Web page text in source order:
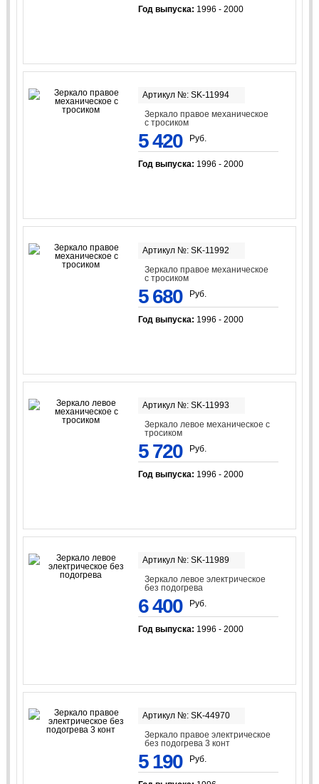
Год выпуска: 1996 - 2000
Артикул №: SK-11994
Зеркало правое механическое
с тросиком
5 420 Руб.
Год выпуска: 1996 - 2000
Артикул №: SK-11992
Зеркало правое механическое
с тросиком
5 680 Руб.
Год выпуска: 1996 - 2000
Артикул №: SK-11993
Зеркало левое механическое с
тросиком
5 720 Руб.
Год выпуска: 1996 - 2000
Артикул №: SK-11989
Зеркало левое электрическое
без подогрева
6 400 Руб.
Год выпуска: 1996 - 2000
Артикул №: SK-44970
Зеркало правое электрическое
без подогрева 3 конт
5 190 Руб.